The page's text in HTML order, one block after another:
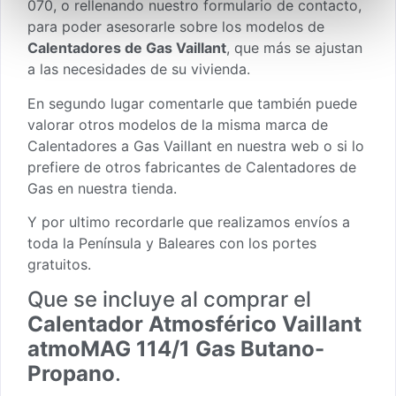
070, o rellenando nuestro formulario de contacto,
para poder asesorarle sobre los modelos de
Calentadores de Gas Vaillant, que más se ajustan
a las necesidades de su vivienda.
En segundo lugar comentarle que también puede
valorar otros modelos de la misma marca de
Calentadores a Gas Vaillant en nuestra web o si lo
prefiere de otros fabricantes de Calentadores de
Gas en nuestra tienda.
Y por ultimo recordarle que realizamos envíos a
toda la Península y Baleares con los portes
gratuitos.
Que se incluye al comprar el
Calentador Atmosférico Vaillant
atmoMAG 114/1 Gas Butano-
Propano.